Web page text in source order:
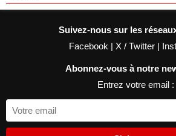
Suivez-nous sur les
Facebook | X / Twitter |
Abonnez-vous à notre
Entrez votre email :